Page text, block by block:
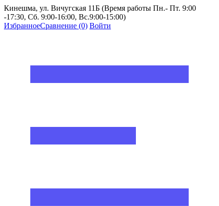
Кинешма, ул. Вичугская 11Б (Время работы Пн.- Пт. 9:00
-17:30, Сб. 9:00-16:00, Вс.9:00-15:00)
ИзбранноеСравнение (0) Войти